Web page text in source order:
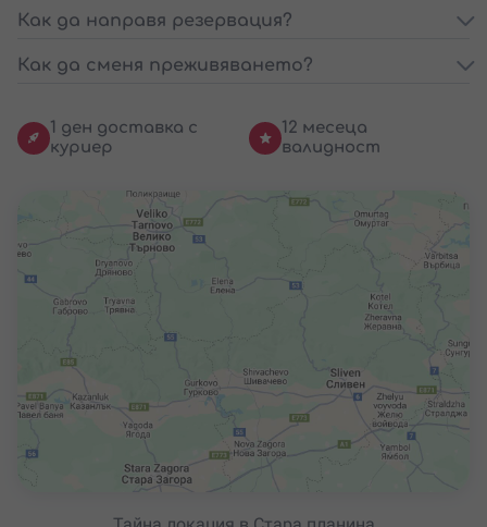
Как да направя резервация?
Как да сменя преживяването?
1 ден доставка с
куриер
12 месеца
валидност